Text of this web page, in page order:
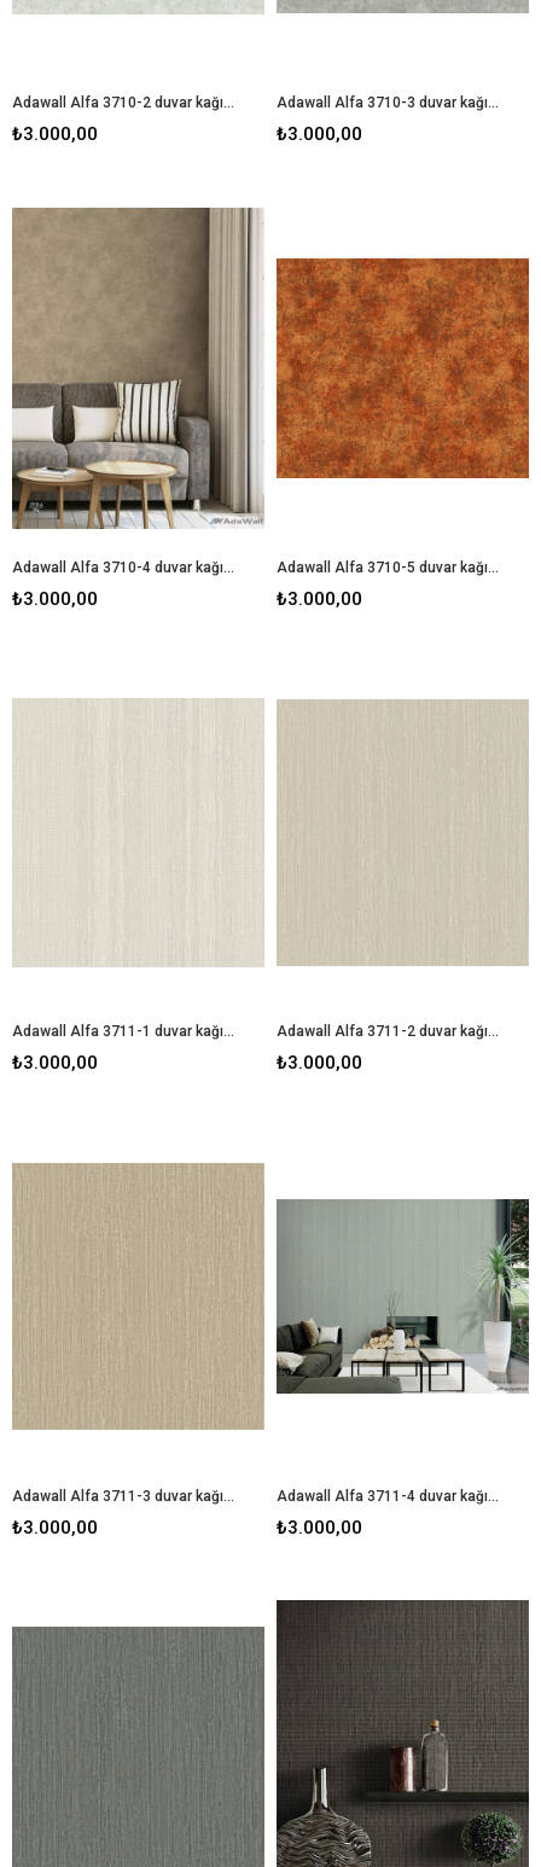
Adawall Alfa 3710-2 duvar kağıdı
₺3.000,00
Adawall Alfa 3710-3 duvar kağıdı
₺3.000,00
Adawall Alfa 3710-4 duvar kağıdı
₺3.000,00
Adawall Alfa 3710-5 duvar kağıdı
₺3.000,00
Adawall Alfa 3711-1 duvar kağıdı
₺3.000,00
Adawall Alfa 3711-2 duvar kağıdı
₺3.000,00
Adawall Alfa 3711-3 duvar kağıdı
₺3.000,00
Adawall Alfa 3711-4 duvar kağıdı
₺3.000,00